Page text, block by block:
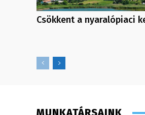
Csökkent a nyaralópiaci
MUNKATÁRSAINK